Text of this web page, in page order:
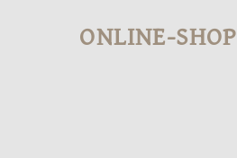
ONLINE-SHOP